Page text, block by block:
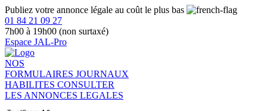
Publiez votre annonce légale au coût le plus bas
01 84 21 09 27
7h00 à 19h00 (non surtaxé)
Espace JAL-Pro
NOS
FORMULAIRES JOURNAUX
HABILITES CONSULTER
LES ANNONCES LEGALES